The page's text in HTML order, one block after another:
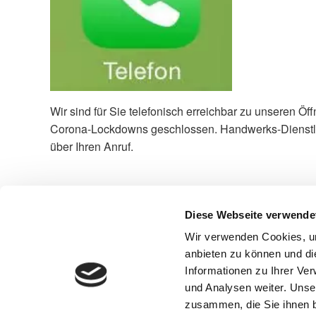
Diese Webseite
Wir verwenden Cookies,
anbieten zu können und
Informationen zu Ihrer
und Analysen weiter.
zusammen, die Sie ihnen
Wir sind für Sie telefonisch erreichbar zu unseren
Corona-Lockdowns geschlossen. Handwerks-
über Ihren Anruf.